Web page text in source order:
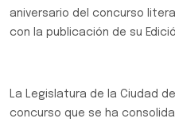
aniversario del concurso
con la publicación de su
La Legislatura de la Ciudad
concurso que se ha